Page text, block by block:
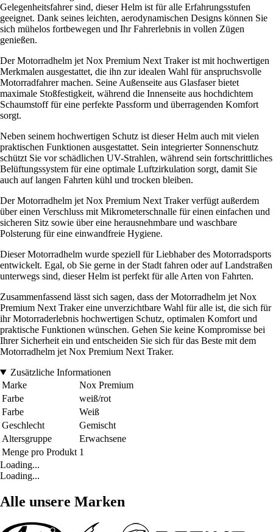
Gelegenheitsfahrer sind, dieser Helm ist für alle Erfahrungsstufen
geeignet. Dank seines leichten, aerodynamischen Designs können Sie
sich mühelos fortbewegen und Ihr Fahrerlebnis in vollen Zügen
genießen.
Der Motorradhelm jet Nox Premium Next Traker ist mit hochwertigen
Merkmalen ausgestattet, die ihn zur idealen Wahl für anspruchsvolle
Motorradfahrer machen. Seine Außenseite aus Glasfaser bietet
maximale Stoßfestigkeit, während die Innenseite aus hochdichtem
Schaumstoff für eine perfekte Passform und überragenden Komfort
sorgt.
Neben seinem hochwertigen Schutz ist dieser Helm auch mit vielen
praktischen Funktionen ausgestattet. Sein integrierter Sonnenschutz
schützt Sie vor schädlichen UV-Strahlen, während sein fortschrittliches
Belüftungssystem für eine optimale Luftzirkulation sorgt, damit Sie
auch auf langen Fahrten kühl und trocken bleiben.
Der Motorradhelm jet Nox Premium Next Traker verfügt außerdem
über einen Verschluss mit Mikrometerschnalle für einen einfachen und
sicheren Sitz sowie über eine herausnehmbare und waschbare
Polsterung für eine einwandfreie Hygiene.
Dieser Motorradhelm wurde speziell für Liebhaber des Motorradsports
entwickelt. Egal, ob Sie gerne in der Stadt fahren oder auf Landstraßen
unterwegs sind, dieser Helm ist perfekt für alle Arten von Fahrten.
Zusammenfassend lässt sich sagen, dass der Motorradhelm jet Nox
Premium Next Traker eine unverzichtbare Wahl für alle ist, die sich für
ihr Motorraderlebnis hochwertigen Schutz, optimalen Komfort und
praktische Funktionen wünschen. Gehen Sie keine Kompromisse bei
Ihrer Sicherheit ein und entscheiden Sie sich für das Beste mit dem
Motorradhelm jet Nox Premium Next Traker.
Zusätzliche Informationen
Marke
Nox Premium
Farbe
weiß/rot
Farbe
Weiß
Geschlecht
Gemischt
Altersgruppe
Erwachsene
Menge pro Produkt 1
Loading...
Loading...
Alle unsere Marken